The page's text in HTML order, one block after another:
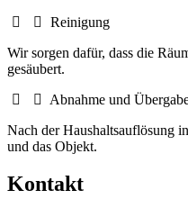
Reinigung
Wir sorgen dafür, dass die
gesäubert.
Abnahme und
Nach der Haushaltsauflösung
und das Objekt.
Kontakt